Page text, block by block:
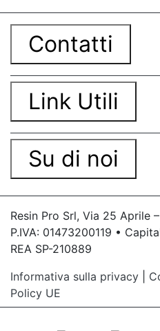
Contatti
Link Utili
Su di noi
Resin Pro Srl, Via 25 Aprile
P.IVA: 01473200119 •
REA SP-210889
Informativa sulla privacy
Policy UE